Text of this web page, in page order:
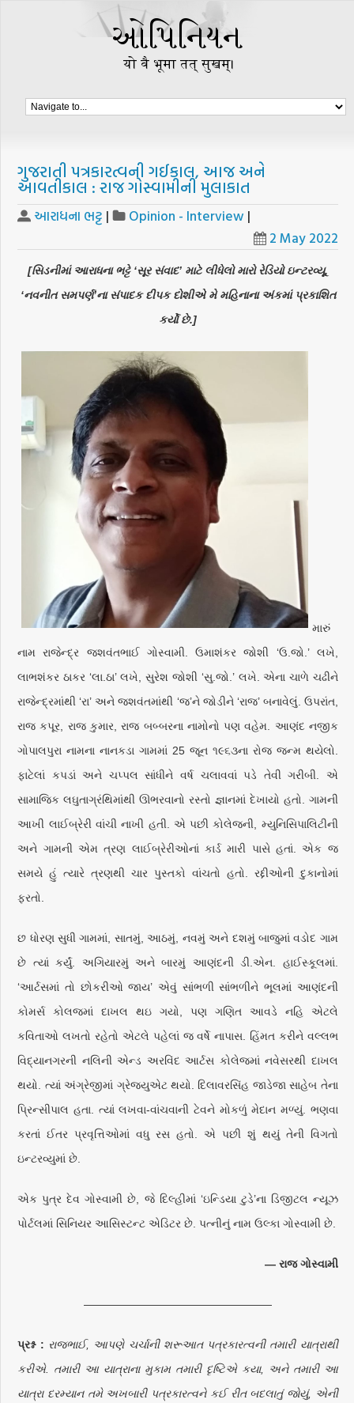
ગુજરાતી પત્રકારત્વની ગઈકાલ, આજ અને
આવતીકાલ : રાજ ગોસ્વામીની મુલાકાત
આરાધના ભટ્ટ | Opinion - Interview |
2 May 2022
[સિડનીમાં આરાધના ભટ્ટે ‘સૂર સંવાદ’ માટે લીધેલો મારો રેડિયો ઇન્ટરવ્યૂ,
‘નવનીત સમપર્ણ’ના સંપાદક દીપક દોશીએ મે મહિનાના અંકમાં પ્રકાશિત
કર્યો છે.]
મારું
નામ રાજેન્દ્ર જશવંતભાઈ ગોસ્વામી. ઉમાશંકર જોશી ‘ઉ.જો.’ લખે,
લાભશંકર ઠાકર ‘લા.ઠા’ લખે, સુરેશ જોશી ‘સુ.જો.’ લખે. એના ચાળે ચઢીને
રાજેન્દ્રમાંથી ‘રા’ અને જશવંતમાંથી ‘જ’ને જોડીને ‘રાજ’ બનાવેલું. ઉપરાંત,
રાજ કપૂર, રાજ કુમાર, રાજ બબ્બરના નામોનો પણ વહેમ. આણંદ નજીક
ગોપાલપુરા નામના નાનકડા ગામમાં 25 જૂન ૧૯૬૩ના રોજ જન્મ થયેલો.
ફાટેલાં કપડાં અને ચપ્પલ સાંધીને વર્ષ ચલાવવાં પડે તેવી ગરીબી. એ
સામાજિક લઘુતાગ્રંથિમાંથી ઊભરવાનો રસ્તો જ્ઞાનમાં દેખાયો હતો. ગામની
આખી લાઈબ્રેરી વાંચી નાખી હતી. એ પછી કોલેજની, મ્યુનિસિપાલિટીની
અને ગામની એમ ત્રણ લાઈબ્રેરીઓનાં કાર્ડ મારી પાસે હતાં. એક જ
સમયે હું ત્યારે ત્રણથી ચાર પુસ્તકો વાંચતો હતો. રદ્દીઓની દુકાનોમાં
ફરતો.
છ ધોરણ સુધી ગામમાં, સાતમું, આઠમું, નવમું અને દશમું બાજુમાં વડોદ ગામ
છે ત્યાં કર્યું. અગિયારમું અને બારમું આણંદની ડી.એન. હાઈસ્કૂલમાં.
‘આર્ટસમાં તો છોકરીઓ જાય’ એવું સાંભળી સાંભળીને ભૂલમાં આણંદની
કોમર્સ કોલજમાં દાખલ થઇ ગયો, પણ ગણિત આવડે નહિ એટલે
કવિતાઓ લખતો રહેતો એટલે પહેલાં જ વર્ષે નાપાસ. હિંમત કરીને વલ્લભ
વિદ્યાનગરની નલિની એન્ડ અરવિંદ આર્ટસ કોલેજમાં નવેસરથી દાખલ
થયો. ત્યાં અંગ્રેજીમાં ગ્રેજ્યુએટ થયો. દિલાવરસિંહ જાડેજા સાહેબ તેના
પ્રિન્સીપાલ હતા. ત્યાં લખવા-વાંચવાની ટેવને મોકળું મેદાન મળ્યું. ભણવા
કરતાં ઈતર પ્રવૃત્તિઓમાં વધુ રસ હતો. એ પછી શું થયું તેની વિગતો
ઇન્ટરવ્યુમાં છે.
એક પુત્ર દેવ ગોસ્વામી છે, જે દિલ્હીમાં ‘ઇન્ડિયા ટુડે’ના ડિજીટલ ન્યૂઝ
પોર્ટલમાં સિનિયર આસિસ્ટન્ટ એડિટર છે. પત્નીનું નામ ઉલ્કા ગોસ્વામી છે.
— રાજ ગોસ્વામી
—————————————————
પ્રશ્ન : રાજભાઈ, આપણે ચર્ચાની શરૂઆત પત્રકારત્વની તમારી યાત્રાથી
કરીએ. તમારી આ યાત્રાના મુકામ તમારી દૃષ્ટિએ કયા, અને તમારી આ
યાત્રા દરમ્યાન તમે અખબારી પત્રકારત્વને કઈ રીત બદલાતું જોયું, એની